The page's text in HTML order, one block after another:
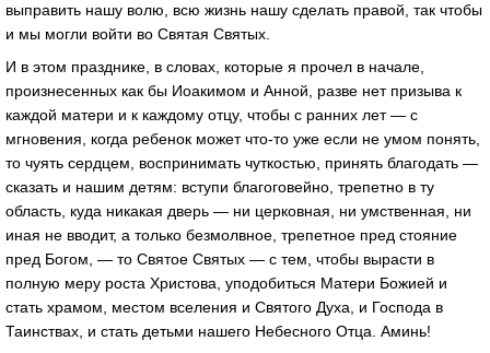
выправить нашу волю, всю жизнь нашу сделать правой, так чтобы
и мы могли войти во Святая Святых.
И в этом празднике, в словах, которые я прочел в начале,
произнесенных как бы Иоакимом и Анной, разве нет призыва к
каждой матери и к каждому отцу, чтобы с ранних лет — с
мгновения, когда ребенок может что-то уже если не умом понять,
то чуять сердцем, воспринимать чуткостью, принять благодать —
сказать и нашим детям: вступи благоговейно, трепетно в ту
область, куда никакая дверь — ни церковная, ни умственная, ни
иная не вводит, а только безмолвное, трепетное пред стояние
пред Богом, — то Святое Святых — с тем, чтобы вырасти в
полную меру роста Христова, уподобиться Матери Божией и
стать храмом, местом вселения и Святого Духа, и Господа в
Таинствах, и стать детьми нашего Небесного Отца. Аминь!